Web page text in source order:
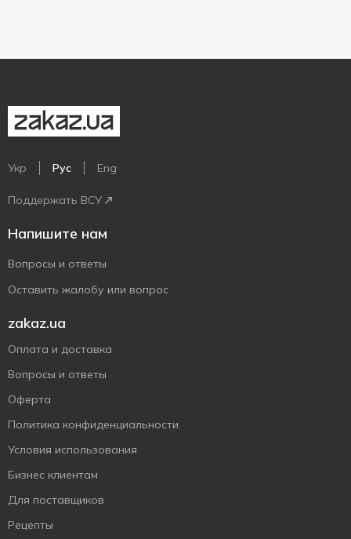
Укр Рус Eng
Поддержать ВСУ
Напишите нам
Вопросы и ответы
Оставить жалобу или вопрос
zakaz.ua
Оплата и доставка
Вопросы и ответы
Оферта
Политика конфиденциальности
Условия использования
Бизнес клиентам
Для поставщиков
Рецепты